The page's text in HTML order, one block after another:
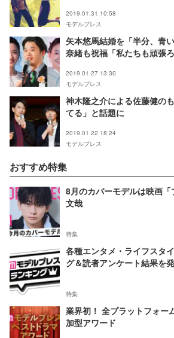
2019.01.31 10:58
モデルプレス
矢本悠馬結婚を「半分、青
奈緒も祝福「私たちも頑張ろ
2019.01.27 13:30
モデルプレス
神木隆之介による佐藤健の
てる」と話題に
2019.01.22 18:24
モデルプレス
おすすめ特集
8月のカバーモデルは映画
文哉
特集
各種エンタメ・ライフスタ
グ＆読者アンケート結果を
特集
業界初！ 全プラットフォー
加型アワード